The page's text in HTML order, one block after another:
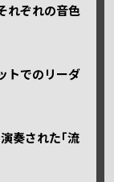
れぞれの音色
トでのリーダ
奏された｢流